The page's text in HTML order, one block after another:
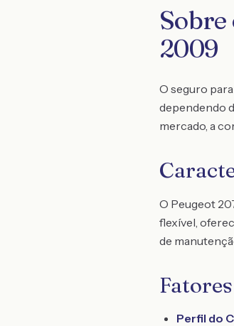
Sobre
2009
O seguro
dependendo
mercado, a
O Peugeot
flexível,
de
Perfil do